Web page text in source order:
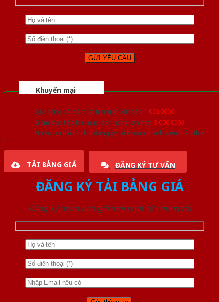
Khuyến mại
Quà tặng đồ nội thất trang trí lên đến 1.000.000đ
Giảm trực tiếp khi mua đơn hàng lớn hơn 3.000.000đ
Nhiều ưu đãi lớn khi đăng ký tài khoản thành viên thân thiết
TẢI BẢNG GIÁ ĐĂNG KÝ TƯ VẤN
ĐĂNG KÝ TẢI BẢNG GIÁ
Đăng ký nhận báo giá mới nhất từ chúng tôi